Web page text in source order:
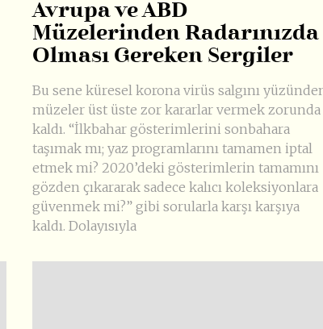
Avrupa ve ABD
Müzelerinden Radarınızda
Olması Gereken Sergiler
Bu sene küresel korona virüs salgını
müzeler üst üste zor kararlar vermek zorunda
kaldı. “İlkbahar gösterimlerini sonbahara
taşımak mı; yaz programlarını tamamen iptal
etmek mi? 2020’deki gösterimlerin tamamını
gözden çıkararak sadece kalıcı koleksiyonlara
güvenmek mi?” gibi sorularla karşı karşıya
kaldı. Dolayısıyla